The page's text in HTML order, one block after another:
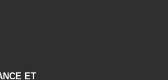
ET